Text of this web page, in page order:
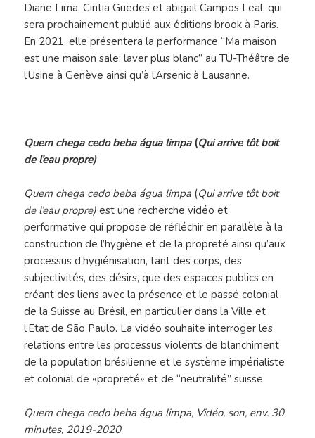
Diane Lima, Cintia Guedes et abigail Campos Leal, qui
sera prochainement publié aux éditions brook à Paris.
En 2021, elle présentera la performance “Ma maison
est une maison sale: laver plus blanc” au TU-Théâtre de
l’Usine à Genève ainsi qu’à l’Arsenic à Lausanne.
Quem chega cedo beba água limpa(Qui arrive tôt boit
de l’eau propre)
Quem chega cedo beba água limpa (Qui arrive tôt boit
de l’eau propre)est une recherche vidéo et
performative qui propose de réfléchir en parallèle à la
construction de l’hygiène et de la propreté ainsi qu’aux
processus d’hygiénisation, tant des corps, des
subjectivités, des désirs, que des espaces publics en
créant des liens avec la présence et le passé colonial
de la Suisse au Brésil, en particulier dans la Ville et
l’Etat de São Paulo. La vidéo souhaite interroger les
relations entre les processus violents de blanchiment
de la population brésilienne et le système impérialiste
et colonial de «propreté» et de “neutralité” suisse.
Quem chega cedo beba água limpa, Vidéo, son, env. 30
minutes, 2019-2020